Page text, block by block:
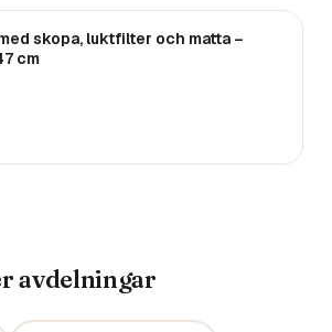
skopa, luktfilter och matta –
cm
avdelningar